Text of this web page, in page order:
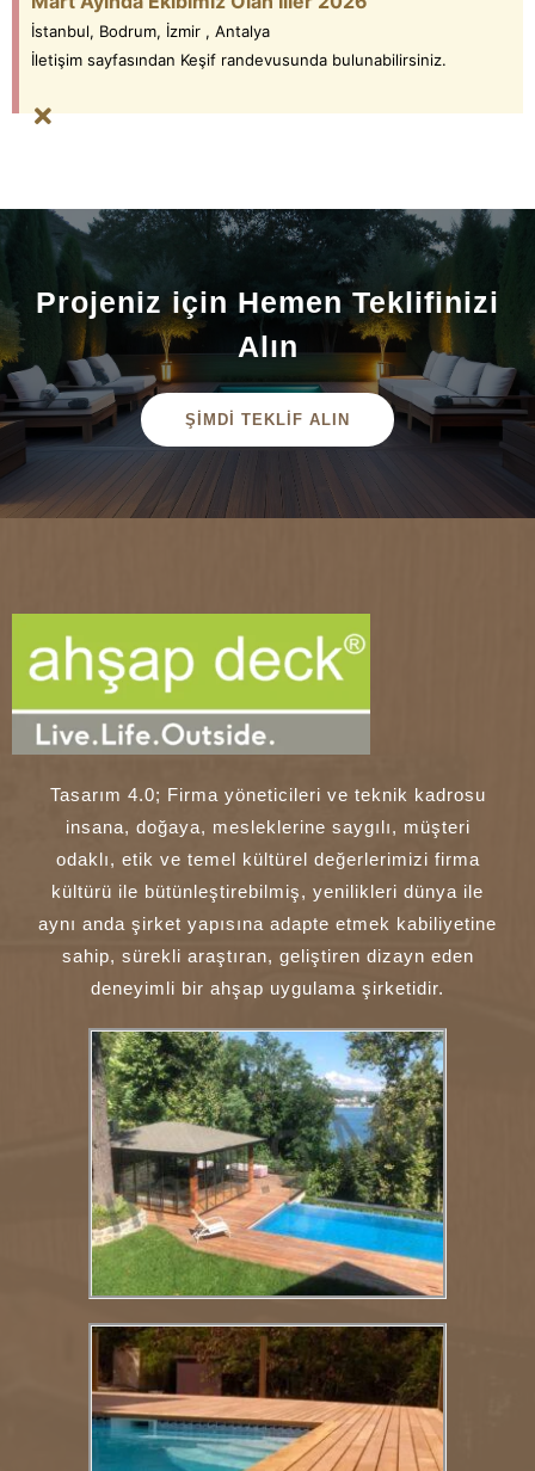
İstanbul, Bodrum, İzmir , Antalya
İletişim sayfasından Keşif randevusunda bulunabilirsiniz.
Projeniz için Hemen Teklifinizi
Alın
ŞİMDİ TEKLİF ALIN
Tasarım 4.0; Firma yöneticileri ve teknik kadrosu
insana, doğaya, mesleklerine saygılı, müşteri
odaklı, etik ve temel kültürel değerlerimizi firma
kültürü ile bütünleştirebilmiş, yenilikleri dünya ile
aynı anda şirket yapısına adapte etmek kabiliyetine
sahip, sürekli araştıran, geliştiren dizayn eden
deneyimli bir ahşap uygulama şirketidir.